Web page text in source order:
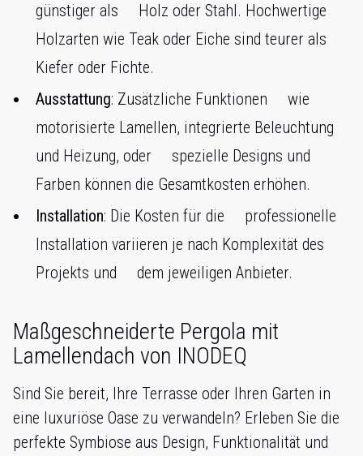
günstiger als Holz oder Stahl. Hochwertige
Holzarten wie Teak oder Eiche sind teurer als
Kiefer oder Fichte.
Ausstattung: Zusätzliche Funktionen wie
motorisierte Lamellen, integrierte Beleuchtung
und Heizung, oder spezielle Designs und
Farben können die Gesamtkosten erhöhen.
Installation: Die Kosten für die professionelle
Installation variieren je nach Komplexität des
Projekts und dem jeweiligen Anbieter.
Maßgeschneiderte Pergola mit
Lamellendach von INODEQ
Sind Sie bereit, Ihre Terrasse oder Ihren Garten in
eine luxuriöse Oase zu verwandeln? Erleben Sie die
perfekte Symbiose aus Design, Funktionalität und